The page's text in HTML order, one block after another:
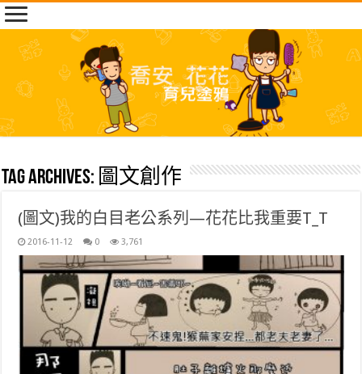
Tag Archives: 圖文創作
(圖文)我的白目老公系列—花花比我重要T_T
2016-11-12 0 3,761